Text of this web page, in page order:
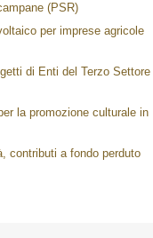
(PSR)
per imprese agricole
di Enti del Terzo Settore
la promozione culturale in
contributi a fondo perduto